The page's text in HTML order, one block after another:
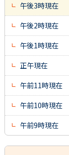
午後3時現在
午後2時現在
午後1時現在
正午現在
午前11時現在
午前10時現在
午前9時現在